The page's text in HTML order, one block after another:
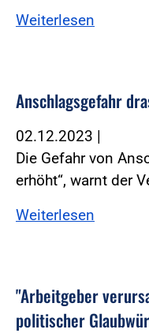
Weiterlesen
Anschlagsgefahr
02.12.2023 |
Die Gefahr von
erhöht“, warnt der
Weiterlesen
"Arbeitgeber
politischer